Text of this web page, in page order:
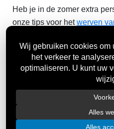
Heb je in de zomer extra
onze tips voor hetwerven
in april of mei mee start.
Start je een nieuwe
vakantieperiode? Zorg dat
inwerkplan
werkweek chaotisch
terugkomen van vakantie.